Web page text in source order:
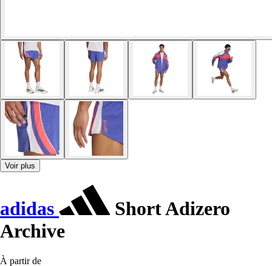
Voir plus
adidas
Short Adizero
Archive
À partir de